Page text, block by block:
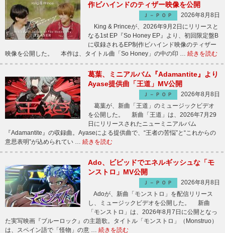
作ビハインドのティザー映像を公開
Ｊ－ＰＯＰ
2026年8月8日
King & Princeが、2026年9月2日にリリースと
なる1st EP『So Honey EP』より、初回限定盤B
に収録されるEP制作ビハインド映像のティザー
映像を公開した。 本作は、タイトル曲「So Honey」の中の印 … 続きを読む
葛葉、ミニアルバム『Adamantite』より
Ayase提供曲「王道」MV公開
Ｊ－ＰＯＰ
2026年8月8日
葛葉が、新曲「王道」のミュージックビデオ
を公開した。 新曲「王道」は、2026年7月29
日にリリースされたニューミニアルバム
『Adamantite』の収録曲。Ayaseによる提供曲で、“王者の苦悩”と“これからの
意思表明”が込められてい … 続きを読む
Ado、ビビッドでエネルギッシュな「モ
ンストロ」MV公開
Ｊ－ＰＯＰ
2026年8月8日
Adoが、新曲「モンストロ」を配信リリース
し、ミュージックビデオを公開した。 新曲
「モンストロ」は、2026年8月7日に公開となっ
た実写映画『ブルーロック』の主題歌。タイトル「モンストロ」（Monstruo）
は、スペイン語で「怪物」の意 … 続きを読む